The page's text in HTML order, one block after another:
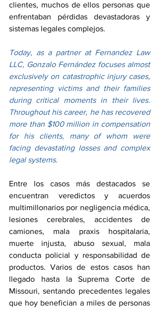
clientes, muchos de ellos personas que
enfrentaban pérdidas devastadoras y
sistemas legales complejos.
Today, as a partner at Fernandez Law
LLC, Gonzalo Fernández focuses almost
exclusively on catastrophic injury cases,
representing victims and their families
during critical moments in their lives.
Throughout his career, he has recovered
more than $100 million in compensation
for his clients, many of whom were
facing devastating losses and complex
legal systems.
Entre los casos más destacados se
encuentran veredictos y acuerdos
multimillonarios por negligencia médica,
lesiones cerebrales, accidentes de
camiones, mala praxis hospitalaria,
muerte injusta, abuso sexual, mala
conducta policial y responsabilidad de
productos. Varios de estos casos han
llegado hasta la Suprema Corte de
Missouri, sentando precedentes legales
que hoy benefician a miles de personas